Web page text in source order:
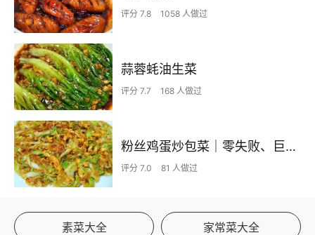
评分 7.8 1058 人做过
蒜蓉蚝油生菜
评分 7.7 168 人做过
粉丝鸡蛋炒包菜｜零失败、巨下饭
评分 7.0 81 人做过
素菜大全 家常菜大全